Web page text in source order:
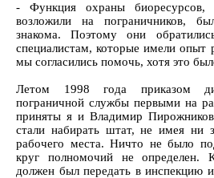
- Функция охраны
возложили на пограничников,
знакома. Поэтому они
специалистам, которые имели
мы согласились помочь, хотя это
Летом 1998 года приказом
пограничной службы первыми на
приняты я и Владимир
стали набирать штат, не имея ни
рабочего места. Ничто не было
круг полномочий не определен.
должен был передать в инспекцию